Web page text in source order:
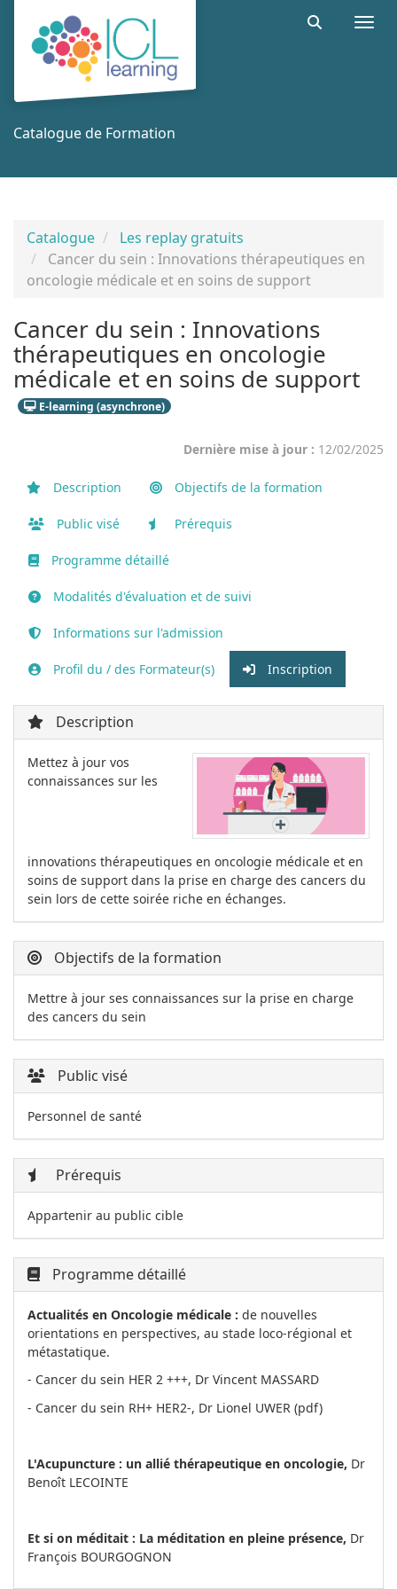
Aller au menu principal
Aller au contenu principal
Personnaliser l'interface
Catalogue de Formation
Catalogue
Les replay gratuits
Cancer du sein : Innovations thérapeutiques en
oncologie médicale et en soins de support
Cancer du sein : Innovations
thérapeutiques en oncologie
médicale et en soins de support
E-learning (asynchrone)
Dernière mise à jour : 12/02/2025
Description Objectifs de la formation
Public visé Prérequis
Programme détaillé
Modalités d'évaluation et de suivi
Informations sur l'admission
Profil du / des Formateur(s) Inscription
Description
Mettez à jour vos
connaissances sur les
innovations thérapeutiques en oncologie médicale et en
soins de support dans la prise en charge des cancers du
sein lors de cette soirée riche en échanges.
Objectifs de la formation
Mettre à jour ses connaissances sur la prise en charge
des cancers du sein
Public visé
Personnel de santé
Prérequis
Appartenir au public cible
Programme détaillé
Actualités en Oncologie médicale : de nouvelles
orientations en perspectives, au stade loco-régional et
métastatique.
- Cancer du sein HER 2 +++, Dr Vincent MASSARD
- Cancer du sein RH+ HER2-, Dr Lionel UWER (pdf)
L'Acupuncture : un allié thérapeutique en oncologie, Dr
Benoît LECOINTE
Et si on méditait : La méditation en pleine présence, Dr
François BOURGOGNON